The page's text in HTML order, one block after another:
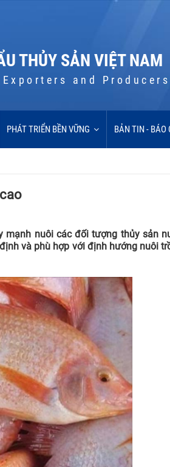
THỦY SẢN VIỆT NAM
and Producers
PHÁT TRIỂN BỀN VỮNG BẢN TIN - BÁO
mạnh nuôi các đối tượng thủy sản
và phù hợp với định hướng nuôi